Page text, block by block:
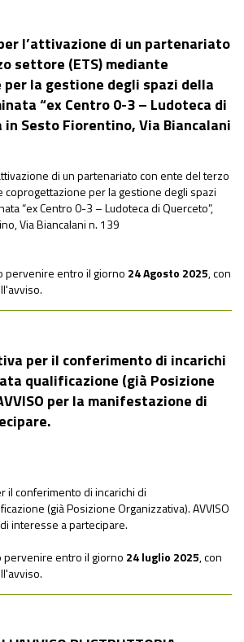
l’attivazione di un partenariato
settore (ETS) mediante
la gestione degli spazi della
“ex Centro 0-3 – Ludoteca di
in Sesto Fiorentino, Via Biancalani
di un partenariato con ente del terzo
coprogettazione per la gestione degli spazi
“ex Centro 0-3 – Ludoteca di Querceto”,
Via Biancalani n. 139
pervenire entro il giorno 24 Agosto 2025, con
per il conferimento di incarichi
qualificazione (già Posizione
per la manifestazione di
il conferimento di incarichi di
(già Posizione Organizzativa). AVVISO
interesse a partecipare.
entro il giorno 24 luglio 2025, con